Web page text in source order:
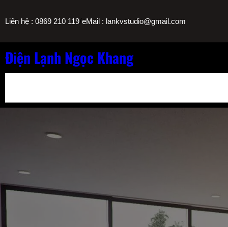
đến
nội
dung
Liên hệ : 0869 210 119/eMail : lankvstudio@gmail.com
Điện Lạnh Ngọc Khang